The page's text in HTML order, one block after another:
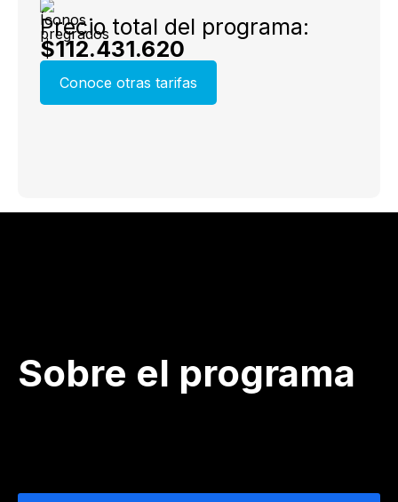
Precio total del programa:
$112.431.620
Conoce otras tarifas
Sobre el programa